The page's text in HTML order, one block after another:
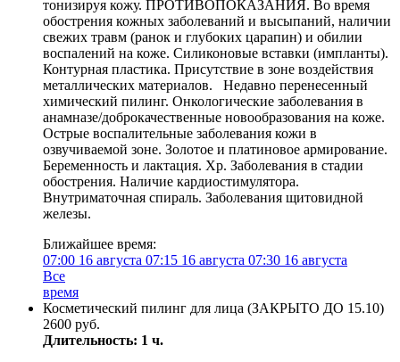
тонизируя кожу. ПРОТИВОПОКАЗАНИЯ. Во время
обострения кожных заболеваний и высыпаний, наличии
свежих травм (ранок и глубоких царапин) и обилии
воспалений на коже. Силиконовые вставки (импланты).
Контурная пластика. Присутствие в зоне воздействия
металлических материалов. Недавно перенесенный
химический пилинг. Онкологические заболевания в
анамназе/доброкачественные новообразования на коже.
Острые воспалительные заболевания кожи в
озвучиваемой зоне. Золотое и платиновое армирование.
Беременность и лактация. Хр. Заболевания в стадии
обострения. Наличие кардиостимулятора.
Внутриматочная спираль. Заболевания щитовидной
железы.
Ближайшее время:
07:00 16 августа 07:15 16 августа 07:30 16 августа
Все
время
Косметический пилинг для лица (ЗАКРЫТО ДО 15.10)
2600 руб.
Длительность: 1 ч.